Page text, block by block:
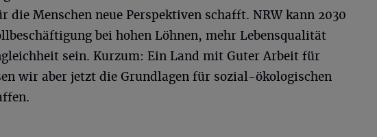
die Menschen neue Perspektiven schafft. NRW kann 2030
bei hohen Löhnen, mehr Lebensqualität
sein. Kurzum: Ein Land mit Guter Arbeit für
wir aber jetzt die Grundlagen für sozial-ökologischen